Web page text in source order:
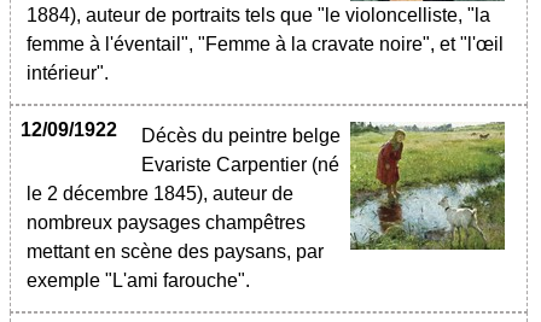
1884), auteur de portraits tels que "le violoncelliste, "la
femme à l'éventail", "Femme à la cravate noire", et "l'œil
intérieur".
12/09/1922
Décès du peintre belge
Evariste Carpentier (né
le 2 décembre 1845), auteur de
nombreux paysages champêtres
mettant en scène des paysans, par
exemple "L'ami farouche".